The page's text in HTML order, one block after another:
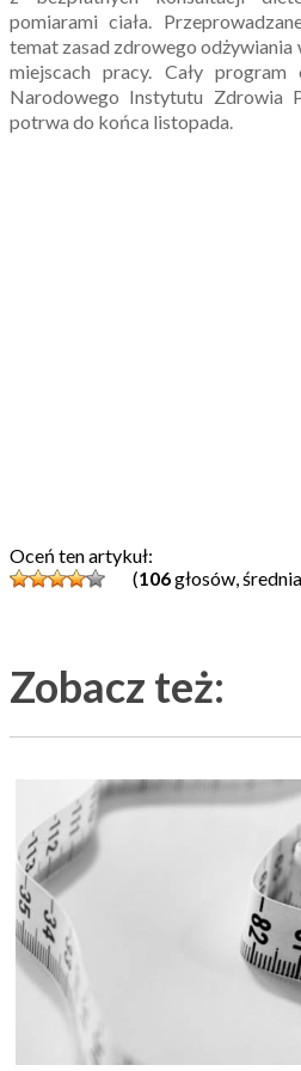
pomiarami ciała.
temat zasad zdrowego odżywiania
miejscach pracy. Cały
Narodowego Instytutu Zdrowia
potrwa do końca listopada.
Oceń ten artykuł:
(106głosów,
Zobacz też: